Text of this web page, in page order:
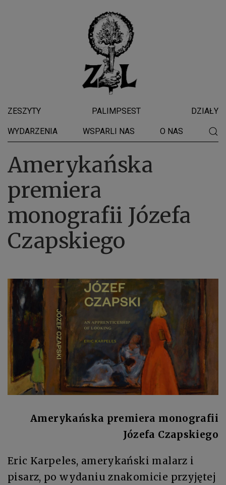
ZESZYTY PALIMPSEST DZIAŁY
WYDARZENIA WSPARLI NAS O NAS
Amerykańska
premiera
monografii Józefa
Czapskiego
Amerykańska premiera monografii
Józefa Czapskiego
Eric Karpeles, amerykański malarz i
pisarz, po wydaniu znakomicie przyjętej